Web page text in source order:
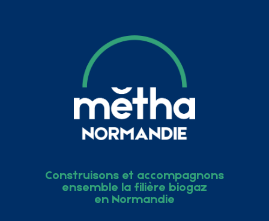
Construisons et accompagnons
ensemble la filière biogaz
en Normandie